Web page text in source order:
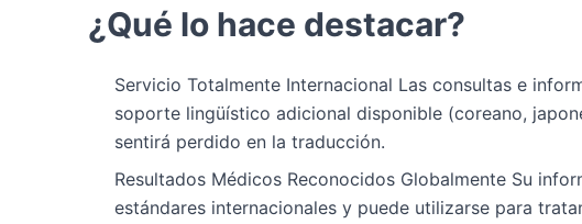
¿Qué lo hace destacar?
Servicio Totalmente Internacional Las consultas e
soporte lingüístico adicional disponible (coreano,
sentirá perdido en la traducción.
Resultados Médicos Reconocidos Globalmente Su
estándares internacionales y puede utilizarse para